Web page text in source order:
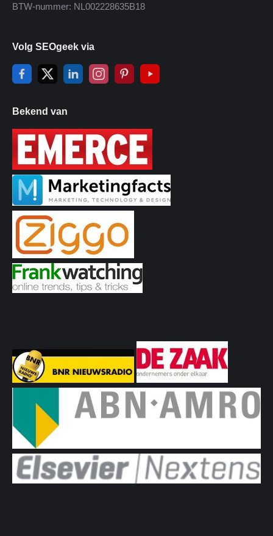
BTW-nummer: NL002228635B18
Volg SEOgeek via
Bekend van